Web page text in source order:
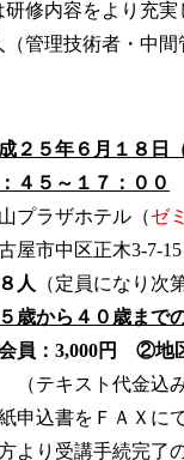
修内容をより充
管理技術者・中間
２５年６月１８日
４５～１７：００
プラザホテル（ゼ
屋市中区正木3-7-15
人
（定員になり次
歳から４０歳まで
員：3,000円 ②地
テキスト代金込み
申込書をＦＡＸに
より受講手続完了